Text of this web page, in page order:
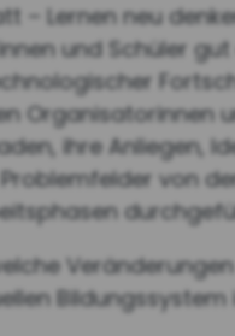
– Lernen neu
und Schüler
Organisatorinnen
ihre Anliegen,
von
Bildungssystem